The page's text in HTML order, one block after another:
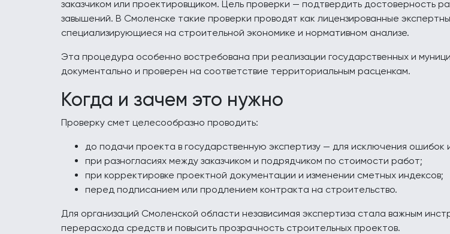
заказчиком или проектировщиком. Цель проверки — подтвердить достоверность
завышений. В Смоленске такие проверки проводят как лицензированные
специализирующиеся на строительной экономике и нормативном анализе.
Эта процедура особенно востребована при реализации государственных и
документально и проверен на соответствие территориальным расценкам.
Когда и зачем это нужно
Проверку смет целесообразно проводить:
до подачи проекта в государственную экспертизу — для исключения ошибок
при разногласиях между заказчиком и подрядчиком по стоимости работ;
при корректировке проектной документации и изменении сметных индексов;
перед подписанием или продлением контракта на строительство.
Для организаций Смоленской области независимая экспертиза стала важным
перерасхода средств и повысить прозрачность строительных проектов.